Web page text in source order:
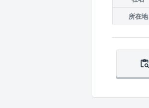
所在地